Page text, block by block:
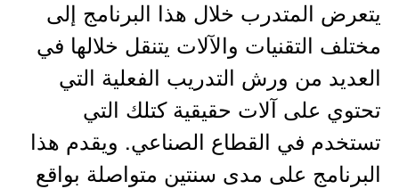
يتعرض المتدرب خلال هذا البرنامج إلى
مختلف التقنيات والآلات يتنقل خلالها في
العديد من ورش التدريب الفعلية التي
تحتوي على آلات حقيقية كتلك التي
تستخدم في القطاع الصناعي. ويقدم هذا
البرنامج على مدى سنتين متواصلة بواقع